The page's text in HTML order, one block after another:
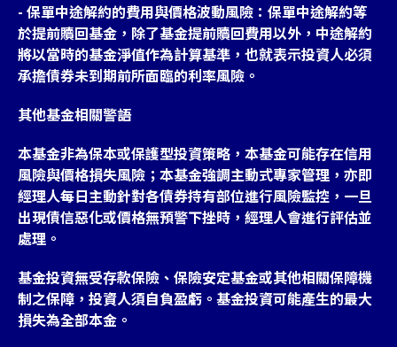
- 保單中途解約的費用與價格波動風險：保單中途解約等
於提前贖回基金，除了基金提前贖回費用以外，中途解約
將以當時的基金淨值作為計算基準，也就表示投資人必須
承擔債券未到期前所面臨的利率風險。
其他基金相關警語
本基金非為保本或保護型投資策略，本基金可能存在信用
風險與價格損失風險；本基金強調主動式專家管理，亦即
經理人每日主動針對各債券持有部位進行風險監控，一旦
出現債信惡化或價格無預警下挫時，經理人會進行評估並
處理。
基金投資無受存款保險、保險安定基金或其他相關保障機
制之保障，投資人須自負盈虧。基金投資可能產生的最大
損失為全部本金。